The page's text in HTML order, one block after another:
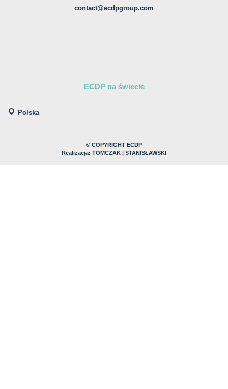
contact@ecdpgroup.com
ECDP na świecie
Polska
© COPYRIGHT ECDP
Realizacja: TOMCZAK STANISŁAWSKI